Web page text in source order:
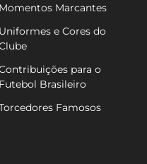
Momentos Marcantes
Uniformes e Cores do
para o
Futebol Brasileiro
Famosos